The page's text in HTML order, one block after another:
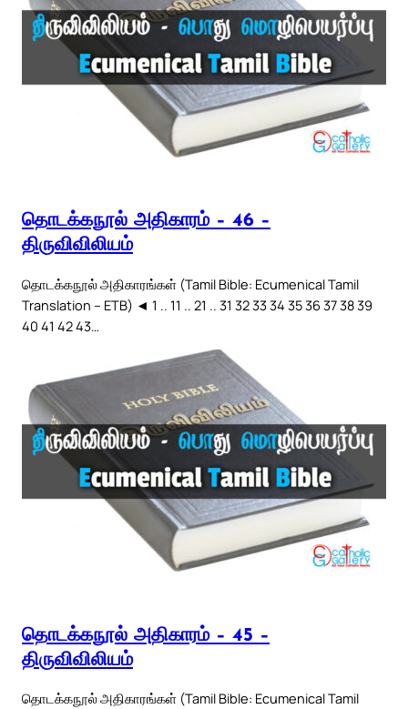
தொடக்கநூல் அதிகாரம் – 46 –
திருவிவிலியம்
தொடக்கநூல் அதிகாரங்கள் (Tamil Bible: Ecumenical Tamil
Translation – ETB) ◄ 1 .. 11 .. 21 .. 31 32 33 34 35 36 37 38 39
40 41 42 43…
தொடக்கநூல் அதிகாரம் – 45 –
திருவிவிலியம்
தொடக்கநூல் அதிகாரங்கள் (Tamil Bible: Ecumenical Tamil